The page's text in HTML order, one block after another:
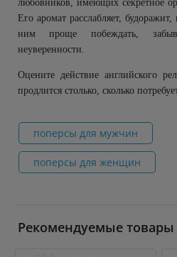
любовников, имеющих секретное
Его аромат расслабляет,
ним проще побеждать,
неуверенности.
Оцените действие английского
продлится столько, сколько
поперсы для мужчин
поперсы для женщин
Рекомендуемые товары